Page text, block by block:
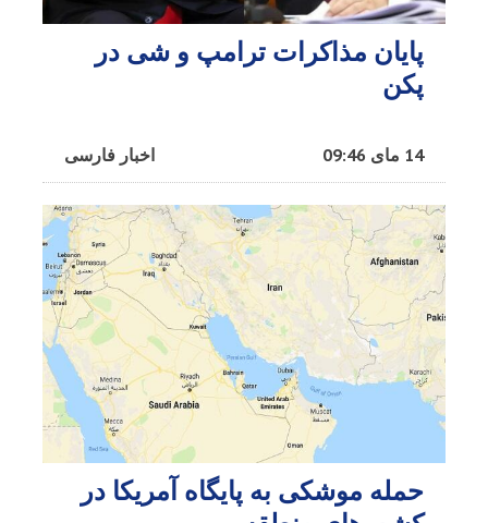
پایان مذاکرات ترامپ و شی در
پکن
اخبار فارسی 14 مای 09:46
حمله موشکی به پایگاه آمریکا در